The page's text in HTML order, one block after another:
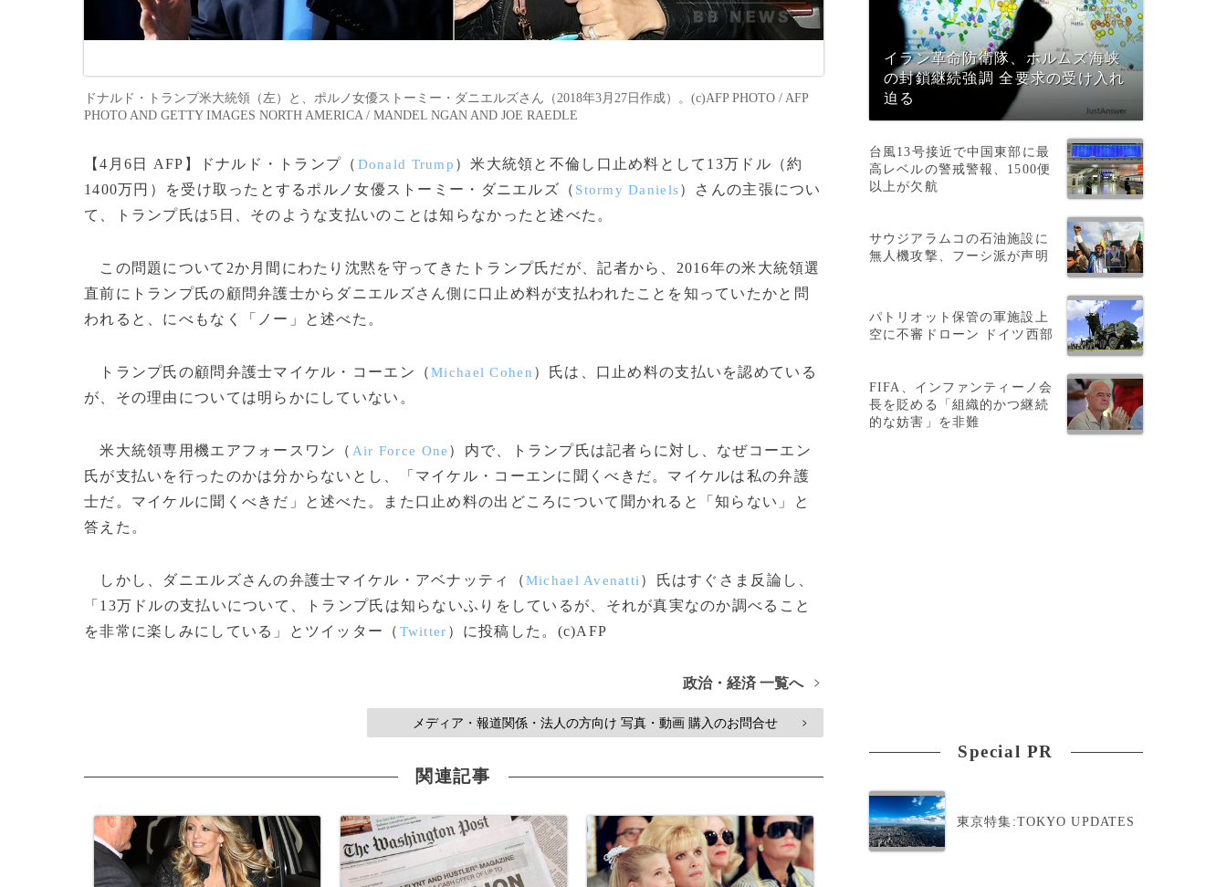
ドナルド・トランプ米大統領（左）と、ポルノ女優ストーミー・ダニエルズさん（2018年3月27日作成）。(c)AFP PHOTO / AFP
PHOTO AND GETTY IMAGES NORTH AMERICA / MANDEL NGAN AND JOE RAEDLE
【4月6日 AFP】ドナルド・トランプ（ Donald Trump ）米大統領と不倫し口止め料として13万ドル（約
1400万円）を受け取ったとするポルノ女優ストーミー・ダニエルズ（ Stormy Daniels）さんの主張につい
て、トランプ氏は5日、そのような支払いのことは知らなかったと述べた。
この問題について2か月間にわたり沈黙を守ってきたトランプ氏だが、記者から、2016年の米大統領選
直前にトランプ氏の顧問弁護士からダニエルズさん側に口止め料が支払われたことを知っていたかと問
われると、にべもなく「ノー」と述べた。
トランプ氏の顧問弁護士マイケル・コーエン（Michael Cohen ）氏は、口止め料の支払いを認めている
が、その理由については明らかにしていない。
米大統領専用機エアフォースワン（ Air Force One ）内で、トランプ氏は記者らに対し、なぜコーエン
氏が支払いを行ったのかは分からないとし、「マイケル・コーエンに聞くべきだ。マイケルは私の弁護
士だ。マイケルに聞くべきだ」と述べた。また口止め料の出どころについて聞かれると「知らない」と
答えた。
しかし、ダニエルズさんの弁護士マイケル・アベナッティ（Michael Avenatti ）氏はすぐさま反論し、
「13万ドルの支払いについて、トランプ氏は知らないふりをしているが、それが真実なのか調べること
を非常に楽しみにしている」とツイッター（ Twitter ）に投稿した。(c)AFP
政治・経済 一覧へ >
メディア・報道関係・法人の方向け 写真・動画 購入のお問合せ >
関連記事
イラン革命防衛隊、ホルムズ海峡
の封鎖継続強調 全要求の受け入れ
迫る
台風13号接近で中国東部に最
高レベルの警戒警報、1500便
以上が欠航
サウジアラムコの石油施設に
無人機攻撃、フーシ派が声明
パトリオット保管の軍施設上
空に不審ドローン ドイツ西部
FIFA、インファンティーノ会
長を貶める「組織的かつ継続
的な妨害」を非難
Special PR
東京特集:TOKYO UPDATES